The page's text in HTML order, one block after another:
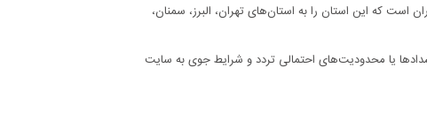
کناره و جاده گلوگاه ۶ محور اصلی مازندران است که این استان را به استان‌های تهران، البرز، سمنان،
یا محدودیت‌های احتمالی تردد و شرایط جوی به سایت